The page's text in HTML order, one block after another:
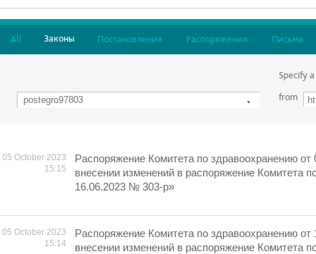
All Законы Постановления Распоряжения Письма
Specify
from
05 October 2023
15:15
Распоряжение Комитета по здравоохранению
внесении изменений в распоряжение Комитета
16.06.2023 № 303-р»
05 October 2023
15:14
Распоряжение Комитета по здравоохранению
внесении изменений в распоряжение Комитета